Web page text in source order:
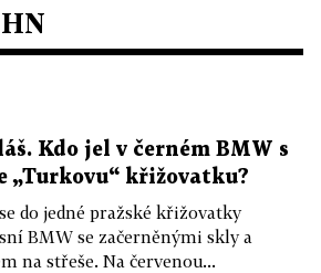
Kdo jel v černém BMW s
„Turkovu“ křižovatku?
do jedné pražské křižovatky
BMW se začerněnými skly a
na střeše. Na červenou...